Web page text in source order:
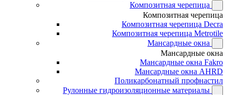
Композитная черепица
Композитная черепица
Композитная черепица Decra
Композитная черепица Metrotile
Мансардные окна
Мансардные окна
Мансардные окна Fakro
Мансардные окна AHRD
Поликарбонатный профнастил
Рулонные гидроизоляционные материалы